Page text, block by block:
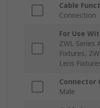
Cable
Connection
For Use
ZWL Series
Fixtures,
Lens
Connector
Male